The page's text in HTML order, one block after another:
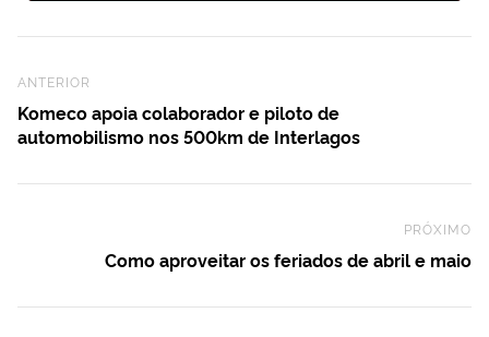
Previous Post
ANTERIOR
Komeco apoia colaborador e piloto de
automobilismo nos 500km de Interlagos
PRÓXIMO
Como aproveitar os feriados de abril e maio